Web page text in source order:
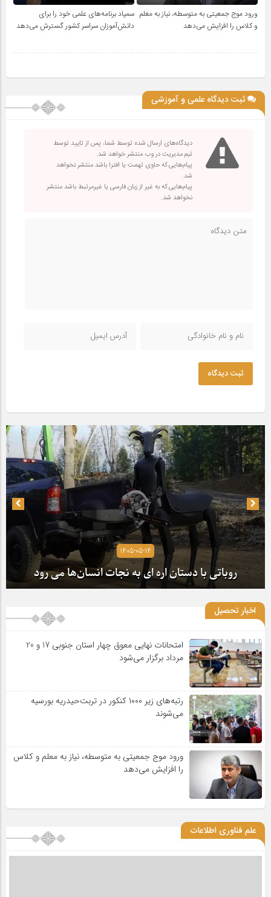
ورود موج جمعیتی به متوسطه، نیاز به معلم
و کلاس را افزایش می‌دهد
سمپاد برنامه‌های علمی خود را برای
دانش‌آموزان سراسر کشور گسترش می‌دهد
ثبت دیدگاه علمی و آموزشی
دیدگاه‌های ارسال شده توسط شما، پس از تایید توسط
تیم مدیریت در وب منتشر خواهد شد.
پیام‌هایی که حاوی تهمت یا افترا باشد منتشر نخواهد
شد.
پیام‌هایی که به غیر از زبان فارسی یا غیرمرتبط باشد منتشر
نخواهد شد.
ثبت دیدگاه
1405-05-14
روباتی با دستان اره ای به نجات انسان‌ها می رود
اخبار تحصیل
امتحانات نهایی معوق چهار استان جنوبی 17 و 20
مرداد برگزار می‌شود
رتبه‌های زیر ۱۰۰۰ کنکور در تربت‌حیدریه بورسیه
می‌شوند
ورود موج جمعیتی به متوسطه، نیاز به معلم و کلاس
را افزایش می‌دهد
علم فناوری اطلاعات